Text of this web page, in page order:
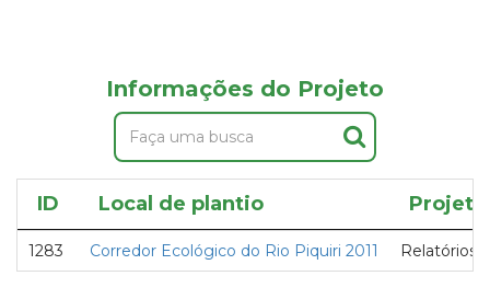
Informações do Projeto
ID Local de plantio Projeto
1283 Corredor Ecológico do Rio Piquiri 2011 Relatórios